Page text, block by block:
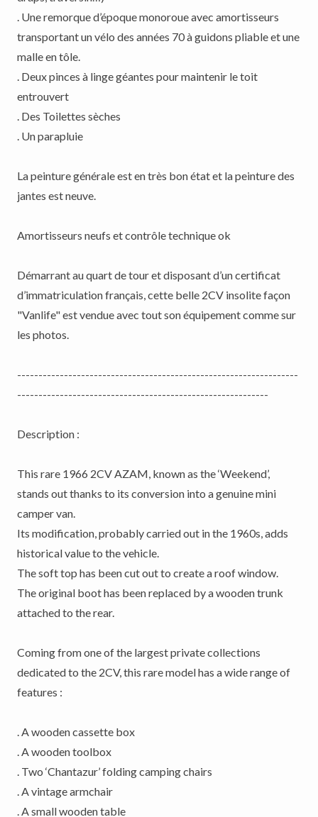
. Une remorque d’époque monoroue avec amortisseurs
transportant un vélo des années 70 à guidons pliable et une
malle en tôle.
. Deux pinces à linge géantes pour maintenir le toit
entrouvert
. Des Toilettes sèches
. Un parapluie
La peinture générale est en très bon état et la peinture des
jantes est neuve.
Amortisseurs neufs et contrôle technique ok
Démarrant au quart de tour et disposant d’un certificat
d’immatriculation français, cette belle 2CV insolite façon
"Vanlife" est vendue avec tout son équipement comme sur
les photos.
------------------------------------------------------------------
-----------------------------------------------------------
Description :
This rare 1966 2CV AZAM, known as the ‘Weekend’,
stands out thanks to its conversion into a genuine mini
camper van.
Its modification, probably carried out in the 1960s, adds
historical value to the vehicle.
The soft top has been cut out to create a roof window.
The original boot has been replaced by a wooden trunk
attached to the rear.
Coming from one of the largest private collections
dedicated to the 2CV, this rare model has a wide range of
features :
. A wooden cassette box
. A wooden toolbox
. Two ‘Chantazur’ folding camping chairs
. A vintage armchair
. A small wooden table